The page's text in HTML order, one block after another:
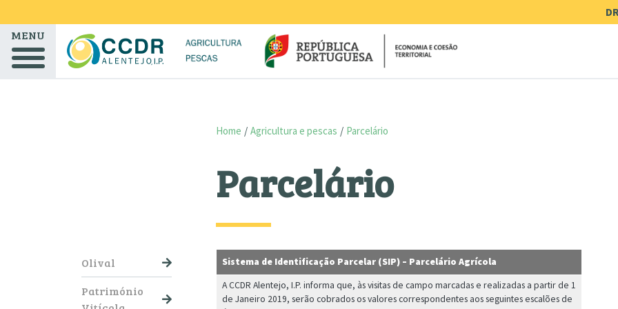
MENU
Home Agricultura e pescas Parcelário
Parcelário
Olival
Património
Sistema de Identificação Parcelar (SIP) – Parcelário Agrícola
A CCDR Alentejo, I.P. informa que, às visitas de campo marcadas e realizadas a partir de 1
de Janeiro 2019, serão cobrados os valores correspondentes aos seguintes escalões de